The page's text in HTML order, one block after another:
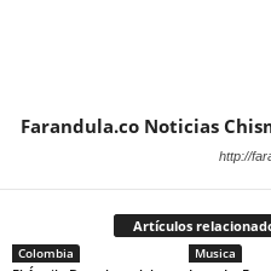
Farandula.co Noticias
http://
Artículos
Colombia Musica